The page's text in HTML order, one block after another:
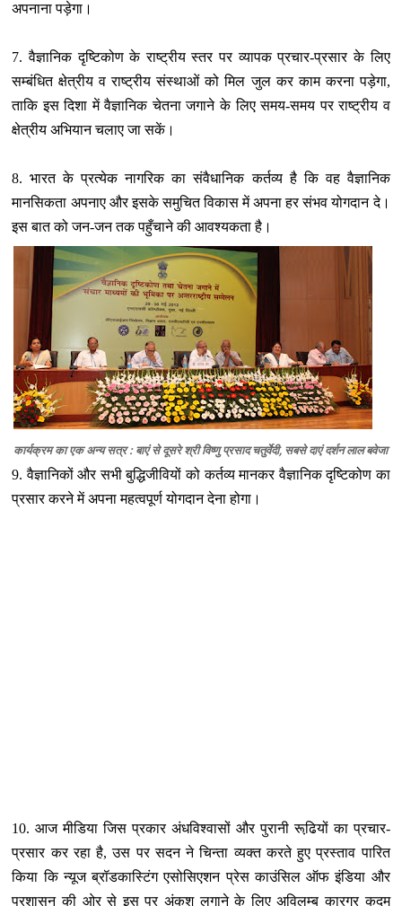
अपनाना पड़ेगा।
7. वैज्ञानिक दृष्टिकोण के राष्‍ट्रीय स्‍तर पर व्‍यापक प्रचार-प्रसार के लिए
सम्‍बंधित क्षेत्रीय व राष्‍ट्रीय संस्‍थाओं को मिल जुल कर काम करना पड़ेगा,
ताकि इस दिशा में वैज्ञानिक चेतना जगाने के लिए समय-समय पर राष्‍ट्रीय व
क्षेत्रीय अभियान चलाए जा सकें।
8. भारत के प्रत्‍येक नागरिक का संवैधानिक कर्तव्‍य है कि वह वैज्ञानिक
मानसिकता अपनाए और इसके समुचित विकास में अपना हर संभव योगदान दे।
इस बात को जन-जन तक पहुँचाने की आवश्‍यकता है।
कार्यक्रम का एक अन्‍य सत्र : बाएं से दूसरे श्री विष्‍णु प्रसाद चतुर्वेदी, सबसे दाएं दर्शन लाल बवेजा
9. वैज्ञानिकों और सभी बुद्धिजीवियों को कर्तव्‍य मानकर वैज्ञानिक दृष्टिकोण का
प्रसार करने में अपना महत्‍वपूर्ण योगदान देना होगा।
10. आज मीडिया जिस प्रकार अंधविश्‍वासों और पुरानी रूढि़यों का प्रचार-
प्रसार कर रहा है, उस पर सदन ने चिन्‍ता व्‍यक्‍त करते हुए प्रस्‍ताव पारित
किया कि न्‍यूज ब्रॉडकास्टिंग एसोसिएशन प्रेस काउंसिल ऑफ इंडिया और
प्रशासन की ओर से इस पर अंकुश लगाने के लिए अविलम्‍ब कारगर कदम